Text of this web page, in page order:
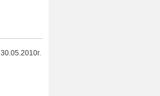
30.05.2010г.